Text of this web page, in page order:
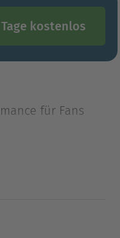
kostenlos
für Fans
und zu fest